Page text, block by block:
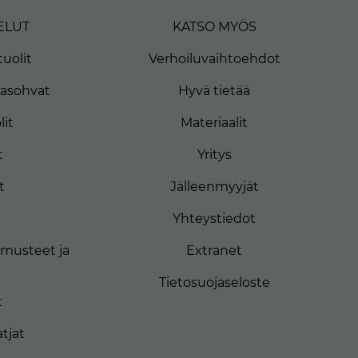
ja
KATSO MYÖS
Verhoiluvaihtoehdot
Hyvä tietää
Materiaalit
Yritys
Jälleenmyyjät
Yhteystiedot
Extranet
Tietosuojaseloste